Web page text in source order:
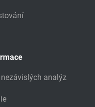
analýz